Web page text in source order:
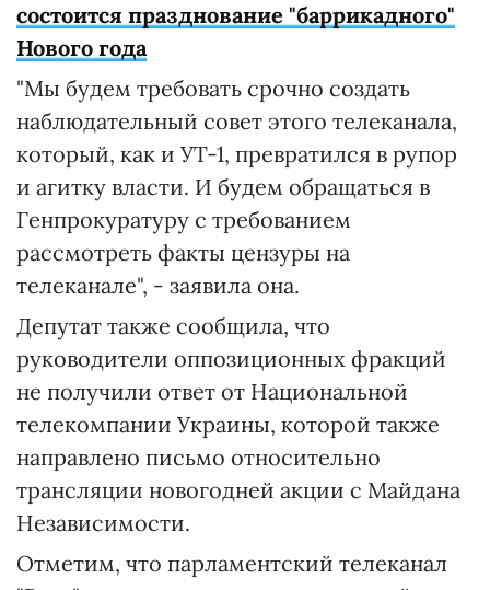
состоится празднование "баррикадного"
Нового года
"Мы будем требовать срочно создать
наблюдательный совет этого телеканала,
который, как и УТ-1, превратился в рупор
и агитку власти. И будем обращаться в
Генпрокуратуру с требованием
рассмотреть факты цензуры на
телеканале", - заявила она.
Депутат также сообщила, что
руководители оппозиционных фракций
не получили ответ от Национальной
телекомпании Украины, которой также
направлено письмо относительно
трансляции новогодней акции с Майдана
Независимости.
Отметим, что парламентский телеканал